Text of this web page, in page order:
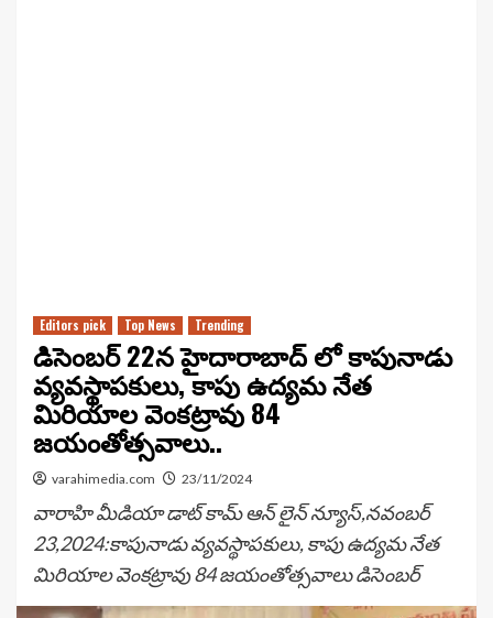
Editors pick Top News Trending
డిసెంబర్ 22న హైదారాబాద్ లో కాపునాడు
వ్యవస్థాపకులు, కాపు ఉద్యమ నేత
మిరియాల వెంకట్రావు 84
జయంతోత్సవాలు..
varahimedia.com 23/11/2024
వారాహి మీడియా డాట్ కామ్ ఆన్ లైన్ న్యూస్,నవంబర్
23,2024:కాపునాడు వ్యవస్థాపకులు, కాపు ఉద్యమ నేత
మిరియాల వెంకట్రావు 84 జయంతోత్సవాలు డిసెంబర్